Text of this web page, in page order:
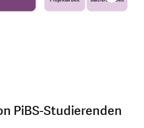
PiBS-Studierenden